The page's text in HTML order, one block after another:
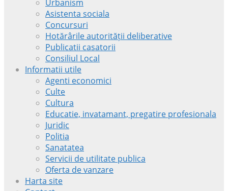
Urbanism
Asistenta sociala
Concursuri
Hotărârile autorității deliberative
Publicatii casatorii
Consiliul Local
Informatii utile
Agenti economici
Culte
Cultura
Educatie, invatamant, pregatire profesionala
Juridic
Politia
Sanatatea
Servicii de utilitate publica
Oferta de vanzare
Harta site